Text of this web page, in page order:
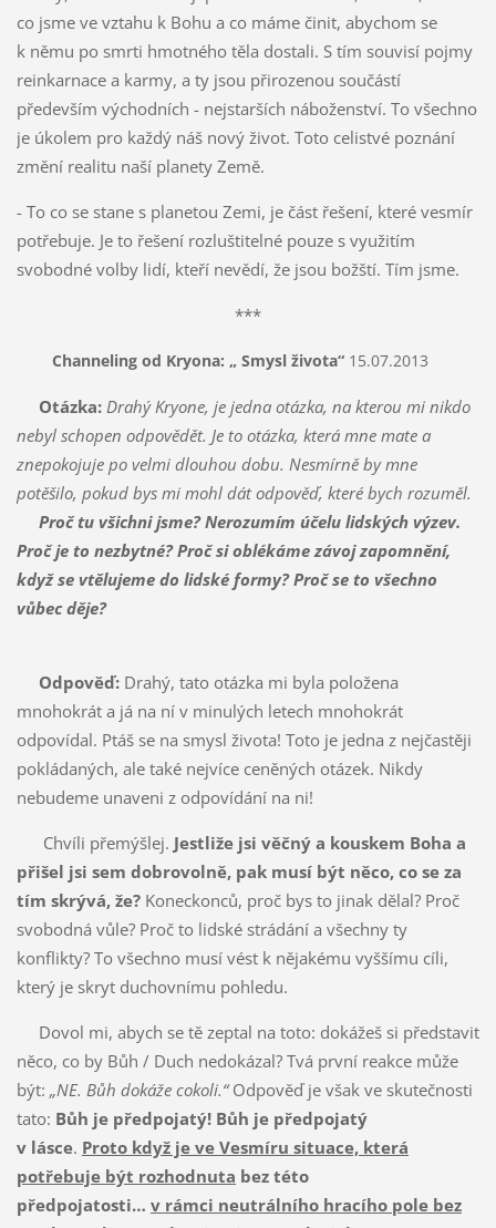
co jsme ve vztahu k Bohu a co máme činit, abychom se
k němu po smrti hmotného těla dostali. S tím souvisí pojmy
reinkarnace a karmy, a ty jsou přirozenou součástí
především východních - nejstarších náboženství. To všechno
je úkolem pro každý náš nový život. Toto celistvé poznání
změní realitu naší planety Země.
- To co se stane s planetou Zemi, je část řešení, které vesmír
potřebuje. Je to řešení rozluštitelné pouze s využitím
svobodné volby lidí, kteří nevědí, že jsou božští. Tím jsme.
***
Channeling od Kryona: „ Smysl života“ 15.07.2013
Otázka: Drahý Kryone, je jedna otázka, na kterou mi nikdo
nebyl schopen odpovědět. Je to otázka, která mne mate a
znepokojuje po velmi dlouhou dobu. Nesmírně by mne
potěšilo, pokud bys mi mohl dát odpověď, které bych rozuměl.
Proč tu všichni jsme? Nerozumím účelu lidských výzev.
Proč je to nezbytné? Proč si oblékáme závoj zapomnění,
když se vtělujeme do lidské formy? Proč se to všechno
vůbec děje?
Odpověď:Drahý, tato otázka mi byla položena
mnohokrát a já na ní v minulých letech mnohokrát
odpovídal. Ptáš se na smysl života! Toto je jedna z nejčastěji
pokládaných, ale také nejvíce ceněných otázek. Nikdy
nebudeme unaveni z odpovídání na ni!
Chvíli přemýšlej. Jestliže jsi věčný a kouskem Boha a
přišel jsi sem dobrovolně, pak musí být něco, co se za
tím skrývá, že?Koneckonců, proč bys to jinak dělal? Proč
svobodná vůle? Proč to lidské strádání a všechny ty
konflikty? To všechno musí vést k nějakému vyššímu cíli,
který je skryt duchovnímu pohledu.
Dovol mi, abych se tě zeptal na toto: dokážeš si představit
něco, co by Bůh / Duch nedokázal? Tvá první reakce může
být: „NE. Bůh dokáže cokoli.“Odpověď je však ve skutečnosti
tato: Bůh je předpojatý! Bůh je předpojatý
v lásce. Proto když je ve Vesmíru situace, která
potřebuje být rozhodnuta bez této
předpojatosti… v rámci neutrálního hracího pole bez